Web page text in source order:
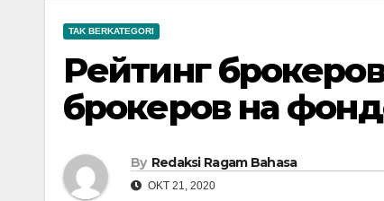
TAK BERKATEGORI
Рейтинг
брокеров на
By Redaksi Ragam Bahasa
OKT 21, 2020